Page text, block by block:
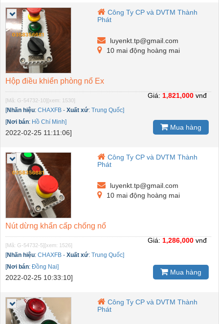
Công Ty CP và DVTM Thành
Phát
luyenkt.tp@gmail.com
10 mai động hoàng mai
Hộp điều khiển phòng nổ Ex
[Mã: G-54732-10][xem: 1530]
[Nhãn hiệu: CHAXFB - Xuất xứ: Trung Quốc]
[Nơi bán: Hồ Chí Minh]
2022-02-25 11:11:06]
Giá: 1,821,000 vnđ
Mua hàng
Công Ty CP và DVTM Thành
Phát
luyenkt.tp@gmail.com
10 mai động hoàng mai
Nút dừng khẩn cấp chống nổ
[Mã: G-54732-5][xem: 1526]
[Nhãn hiệu: CHAXFB - Xuất xứ: Trung Quốc]
[Nơi bán: Đồng Nai]
2022-02-25 10:33:10]
Giá: 1,286,000 vnđ
Mua hàng
Công Ty CP và DVTM Thành
Phát